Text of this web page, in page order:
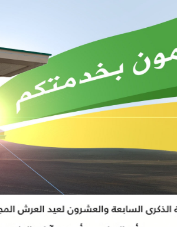
إقليم الحسيمة.. حادث سير يفسد فرحة عرس
وجدة..توقيف شخص بموجب مذكرة دولية متورط في
الرباط..انعقاد الدورة الأولى للجنة دعم رقمنة وتحديث
من أجل تبسيط الخدمات الإدارية وتقريبها: الهيئة
لاقتراف سرقات من داخل المنازل..عناصر الشرطة